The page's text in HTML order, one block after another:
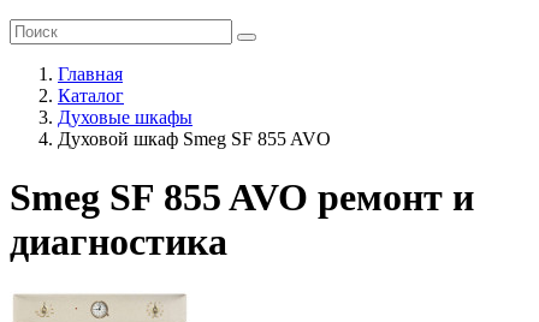
Главная
Каталог
Духовые шкафы
Духовой шкаф Smeg SF 855 AVO
Smeg SF 855 AVO ремонт и
диагностика